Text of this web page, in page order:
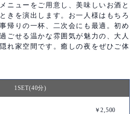
ニューをご用意し、美味しいお酒と
きを演出します。お一人様はもちろ
帰りの一杯、二次会にも最適。初め
ごせる温かな雰囲気が魅力の、大人
れ家空間です。癒しの夜をぜひご体
1SET(40分)
￥2,500